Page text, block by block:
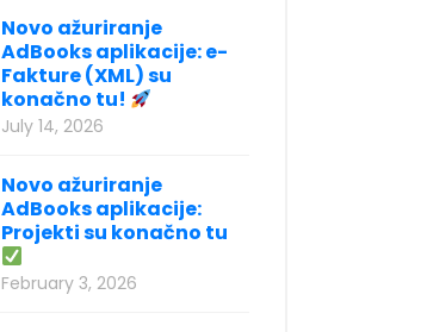
Novo ažuriranje
AdBooks aplikacije: e-
Fakture (XML) su
konačno tu!
July 14, 2026
Novo ažuriranje
AdBooks aplikacije:
Projekti su konačno tu
February 3, 2026